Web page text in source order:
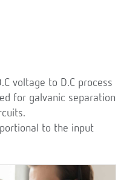
voltage to D.C process
for galvanic separation
to the input